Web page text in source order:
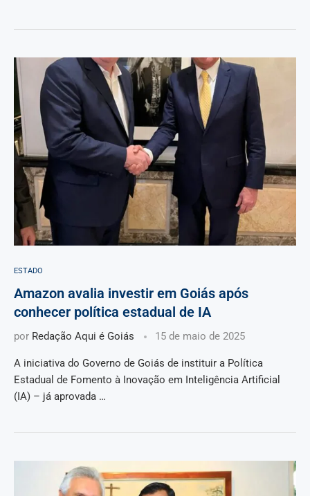
ESTADO
Amazon avalia investir em Goiás após
conhecer política estadual de IA
por Redação Aqui é Goiás 15 de maio de 2025
A iniciativa do Governo de Goiás de instituir a Política
Estadual de Fomento à Inovação em Inteligência Artificial
(IA) – já aprovada …